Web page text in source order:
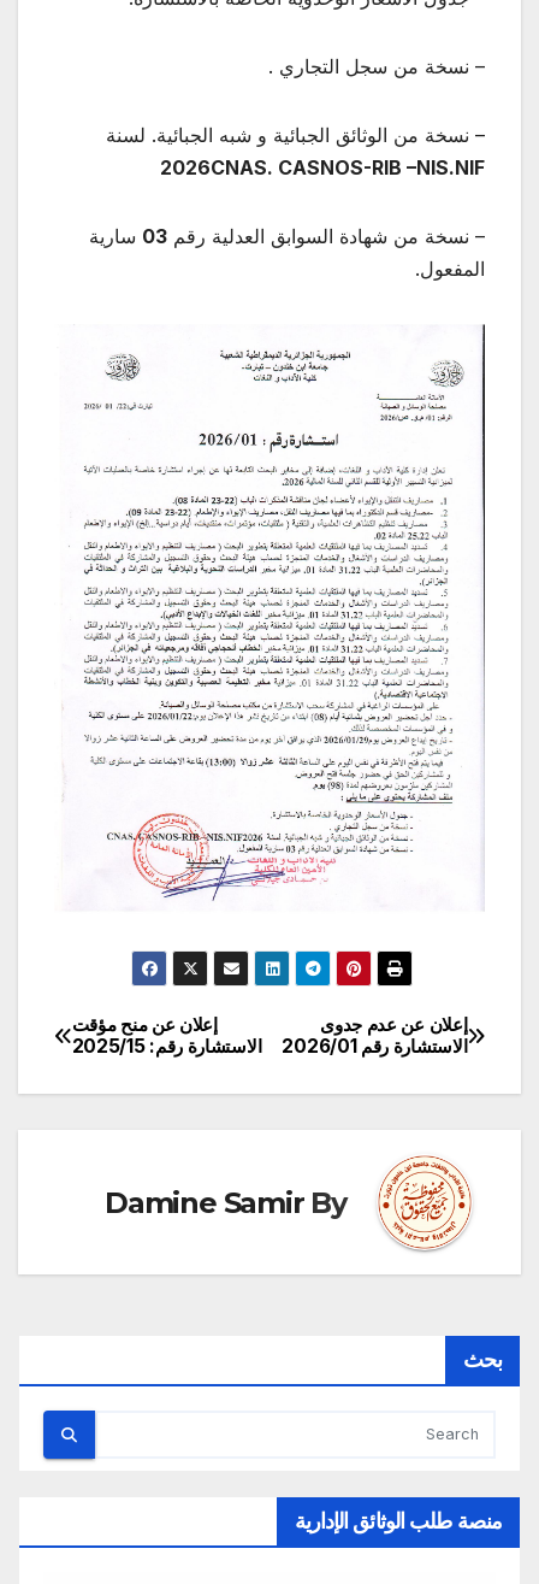
– نسخة من سجل التجاري .
– نسخة من الوثائق الجبائية و شبه الجبائية. لسنة
2026CNAS. CASNOS-RIB –NIS.NIF
– نسخة من شهادة السوابق العدلية رقم 03 سارية
المفعول.
تصفّح
المقالات
إعلان عن منح مؤقت
الاستشارة رقم: 2025/15
إعلان عن عدم جدوى
الاستشارة رقم 2026/01
By
Damine Samir
بحث
منصة طلب الوثائق الإدارية